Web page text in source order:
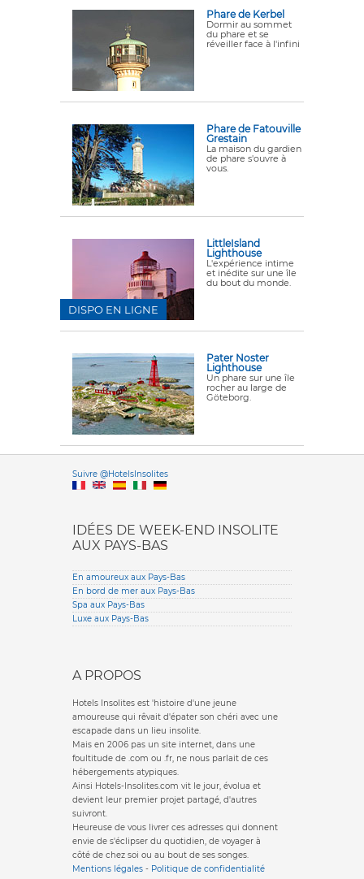
Phare de Kerbel
Dormir au sommet
du phare et se
réveiller face à l'infini
Phare de Fatouville
Grestain
La maison du gardien
de phare s'ouvre à
vous.
LittleIsland
Lighthouse
L'expérience intime
et inédite sur une île
du bout du monde.
DISPO EN LIGNE
Pater Noster
Lighthouse
Un phare sur une île
rocher au large de
Göteborg.
Suivre @HotelsInsolitesVersione
IDÉES DE WEEK-END INSOLITE
AUX PAYS-BAS
En amoureux aux Pays-Bas
En bord de mer aux Pays-Bas
Spa aux Pays-Bas
Luxe aux Pays-Bas
A PROPOS
Hotels Insolites est 'histoire d'une jeune
amoureuse qui rêvait d'épater son chéri avec une
escapade dans un lieu insolite.
Mais en 2006 pas un site internet, dans une
foultitude de .com ou .fr, ne nous parlait de ces
hébergements atypiques.
Ainsi Hotels-Insolites.com vit le jour, évolua et
devient leur premier projet partagé, d'autres
suivront.
Heureuse de vous livrer ces adresses qui donnent
envie de s'éclipser du quotidien, de voyager à
côté de chez soi ou au bout de ses songes.
Mentions légales - Politique de confidentialité